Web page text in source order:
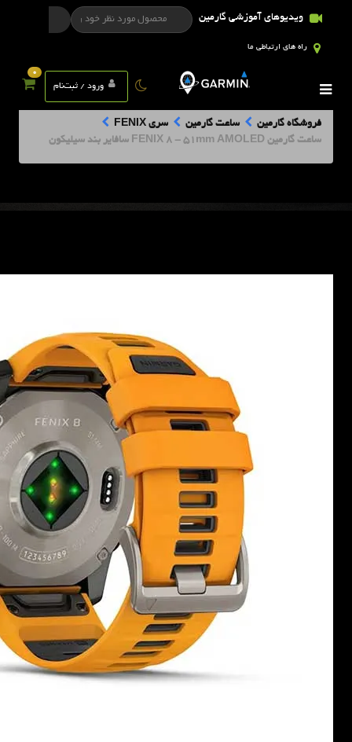
ویدیوهای آموزشی گارمین
راه های ارتباطی ما
ورود / ثبت‌نام
0
فروشگاه گارمین ساعت گارمین
سری FENIX
ساعت گارمین FENIX 8 - 51mm AMOLED سافایر بند سیلیکون